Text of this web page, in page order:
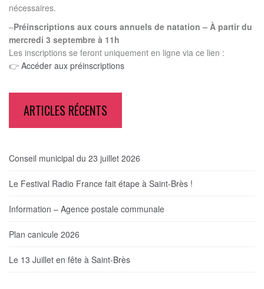
nécessaires.
–Préinscriptions aux cours annuels de natation – À partir du
mercredi 3 septembre à 11h
Les inscriptions se feront uniquement en ligne via ce lien :
👉 Accéder aux préinscriptions
ARTICLES RÉCENTS
Conseil municipal du 23 juillet 2026
Le Festival Radio France fait étape à Saint-Brès !
Information – Agence postale communale
Plan canicule 2026
Le 13 Juillet en fête à Saint-Brès